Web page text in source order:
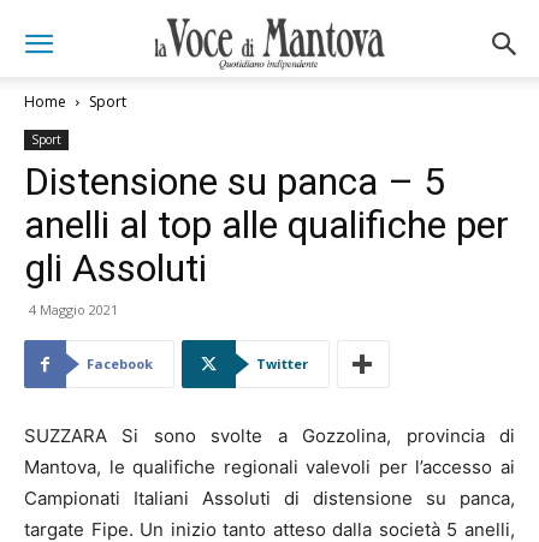
Home Sport
Sport
Distensione su panca – 5
anelli al top alle qualifiche per
gli Assoluti
4 Maggio 2021
Facebook Twitter
SUZZARA Si sono svolte a Gozzolina, provincia di
Mantova, le qualifiche regionali valevoli per l’accesso ai
Campionati Italiani Assoluti di distensione su panca,
targate Fipe. Un inizio tanto atteso dalla società 5 anelli,